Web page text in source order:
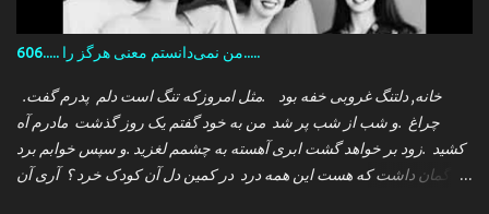
606..... من نمی‌دانستم معنی هرگز را.....
.خانه, دلتنگ غروبی خفه بود .مثل امروزکه تنگ است دلم پدرم گفت
چراغ .و شب از شب پر شد من به خود گفتم یک روز گذشت مادرم آه
کشید .زود بر خواهد گشت ابری آهسته به چشمم لغزید .و سپس خوابم برد
که گمان داشت که هست این همه درد در کمین دل آن کودک خرد ؟ آری آن